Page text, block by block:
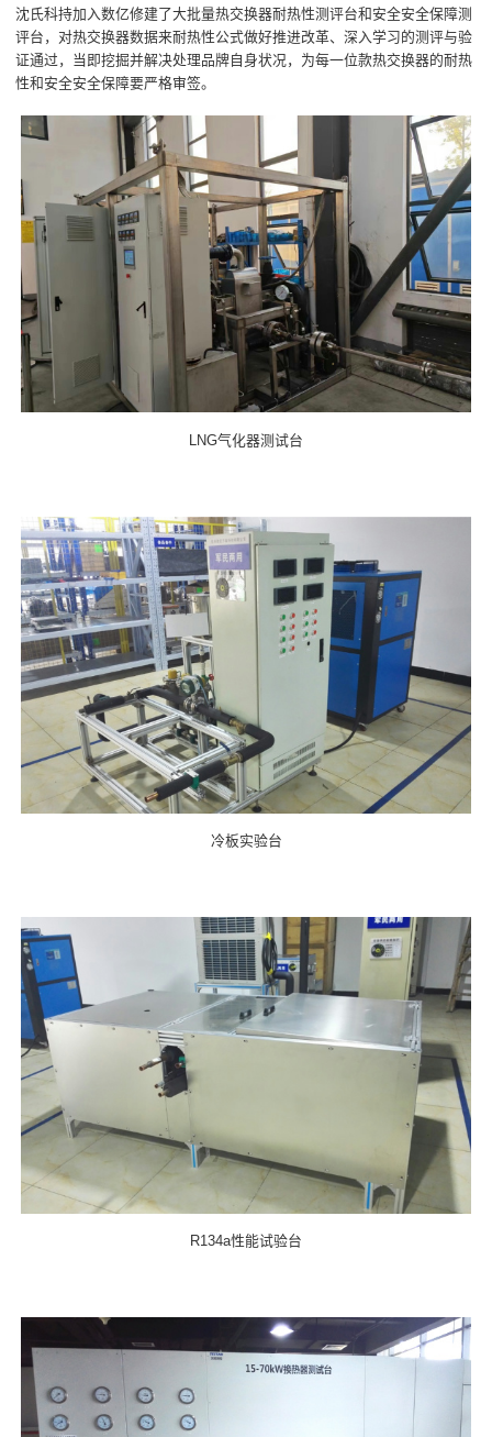
沈氏科持加入数亿修建了大批量热交换器耐热性测评台和安全安全保障测
评台，对热交换器数据来耐热性公式做好推进改革、深入学习的测评与验
证通过，当即挖掘并解决处理品牌自身状况，为每一位款热交换器的耐热
性和安全安全保障要严格审签。
LNG气化器测试台
冷板实验台
R134a性能试验台